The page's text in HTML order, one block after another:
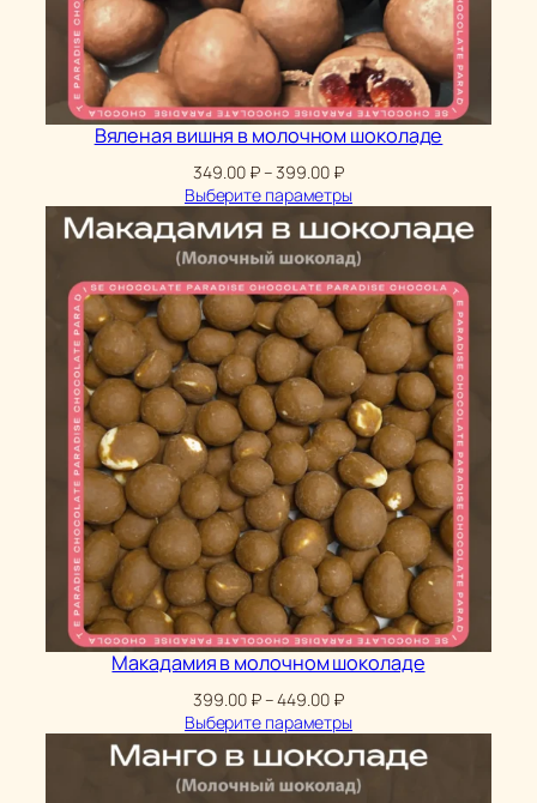
Вяленая вишня в молочном шоколаде
349.00 ₽–399.00 ₽Диапазон
цен:
349.00 ₽
–
399.00 ₽
Выберите параметры
Макадамия в молочном шоколаде
399.00 ₽–449.00 ₽Диапазон
цен:
399.00 ₽
–
449.00 ₽
Выберите параметры